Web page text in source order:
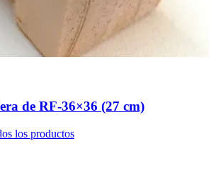
de RF-36×36 (27 cm)
los productos